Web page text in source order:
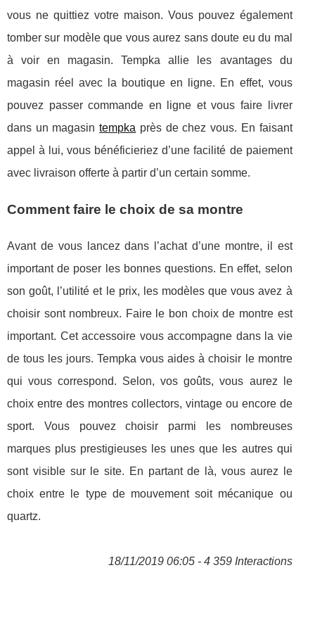
vous ne quittiez votre maison. Vous pouvez également
tomber sur modèle que vous aurez sans doute eu du mal
à voir en magasin. Tempka allie les avantages du
magasin réel avec la boutique en ligne. En effet, vous
pouvez passer commande en ligne et vous faire livrer
dans un magasintempka près de chez vous. En faisant
appel à lui, vous bénéficieriez d’une facilité de paiement
avec livraison offerte à partir d’un certain somme.
Comment faire le choix de sa montre
Avant de vous lancez dans l’achat d’une montre, il est
important de poser les bonnes questions. En effet, selon
son goût, l’utilité et le prix, les modèles que vous avez à
choisir sont nombreux. Faire le bon choix de montre est
important. Cet accessoire vous accompagne dans la vie
de tous les jours. Tempka vous aides à choisir le montre
qui vous correspond. Selon, vos goûts, vous aurez le
choix entre des montres collectors, vintage ou encore de
sport. Vous pouvez choisir parmi les nombreuses
marques plus prestigieuses les unes que les autres qui
sont visible sur le site. En partant de là, vous aurez le
choix entre le type de mouvement soit mécanique ou
quartz.
18/11/2019 06:05 - 4 359 Interactions